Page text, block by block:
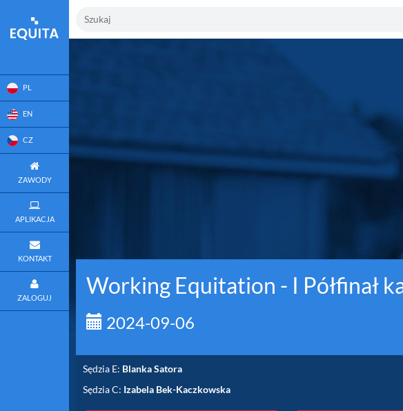
PL
EN
CZ
ZAWODY
APLIKACJA
KONTAKT
ZALOGUJ Working Equitation - I Półfinał
2024-09-06
Sędzia E: Blanka Satora
Sędzia C: Izabela Bek-Kaczkowska